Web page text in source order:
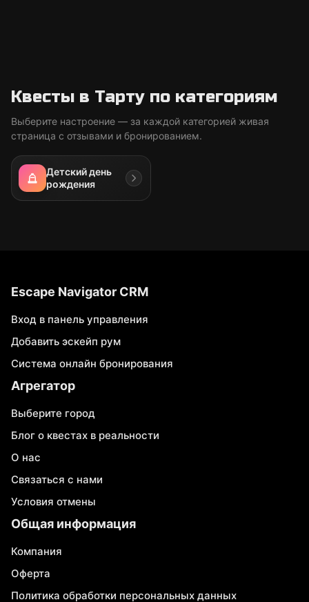
Квесты в Тарту по категориям
Выберите настроение — за каждой категорией живая
страница с отзывами и бронированием.
Детский день
рождения
Escape Navigator CRM
Вход в панель управления
Добавить эскейп рум
Система онлайн бронирования
Агрегатор
Выберите город
Блог о квестах в реальности
О нас
Связаться с нами
Условия отмены
Общая информация
Компания
Оферта
Политика обработки персональных данных